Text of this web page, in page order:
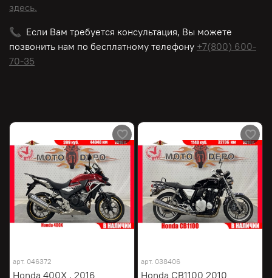
здесь.
📞 Если Вам требуется консультация, Вы можете
позвонить нам по бесплатному телефону +7(800) 600-
70-35
арт. 046372
Honda 400X , 2016
арт. 038406
Honda CB1100 2010